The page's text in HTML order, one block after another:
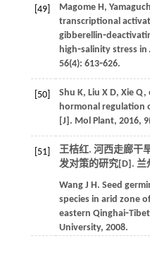
[49] Magome H,
transcriptional
high⁃salinity stress in
56(4): 613⁃626.
[50] Shu K, Liu X D, Xie Q,
hormonal regulation
[J]. Mol Plant, 2016, 9
[51]
王桔红. 河西走廊干
发对策的研究[D]. 兰
Wang J H. Seed
species in arid zone
eastern
University, 2008.